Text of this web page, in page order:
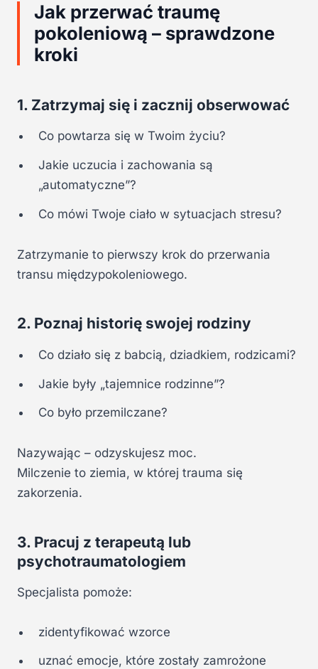
Jak przerwać traumę
pokoleniową – sprawdzone
kroki
1. Zatrzymaj się i zacznij obserwować
Co powtarza się w Twoim życiu?
Jakie uczucia i zachowania są
„automatyczne”?
Co mówi Twoje ciało w sytuacjach stresu?
Zatrzymanie to pierwszy krok do przerwania
transu międzypokoleniowego.
2. Poznaj historię swojej rodziny
Co działo się z babcią, dziadkiem, rodzicami?
Jakie były „tajemnice rodzinne”?
Co było przemilczane?
Nazywając – odzyskujesz moc.
Milczenie to ziemia, w której trauma się
zakorzenia.
3. Pracuj z terapeutą lub
psychotraumatologiem
Specjalista pomoże:
zidentyfikować wzorce
uznać emocje, które zostały zamrożone